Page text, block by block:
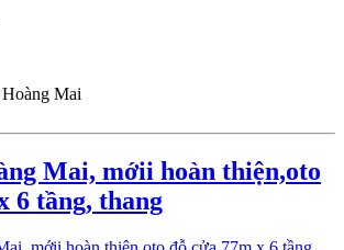
Mai
Mai, mớii hoàn thiện,oto
6 tầng, thang